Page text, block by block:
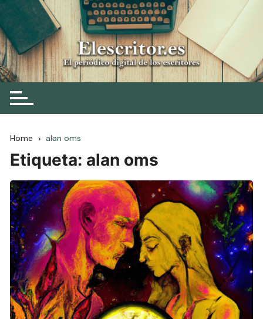
Skip
to
content
Elescritor.es
El periódico digital de los escritores
Home alan oms
Etiqueta: alan oms